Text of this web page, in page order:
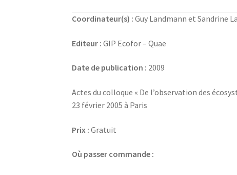
Coordinateur(s) :Guy Landmann et Sandrine
Editeur :GIP Ecofor – Quae
Date de publication : 2009
Actes du colloque « De l’observation des
23 février 2005 à Paris
Prix :Gratuit
Où passer commande :